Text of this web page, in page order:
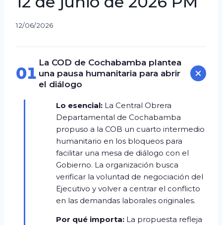
12/06/2026
01
La COD de Cochabamba plantea
una pausa humanitaria para abrir
el diálogo
Lo esencial: La Central Obrera
Departamental de Cochabamba
propuso a la COB un cuarto intermedio
humanitario en los bloqueos para
facilitar una mesa de diálogo con el
Gobierno. La organización busca
verificar la voluntad de negociación del
Ejecutivo y volver a centrar el conflicto
en las demandas laborales originales.
Por qué importa: La propuesta refleja